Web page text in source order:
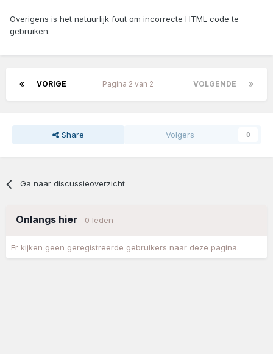
Overigens is het natuurlijk fout om incorrecte HTML code te
gebruiken.
VORIGE VOLGENDE
Pagina 2 van 2
Share Volgers 0
Ga naar discussieoverzicht
Onlangs hier 0 leden
Er kijken geen geregistreerde gebruikers naar deze pagina.